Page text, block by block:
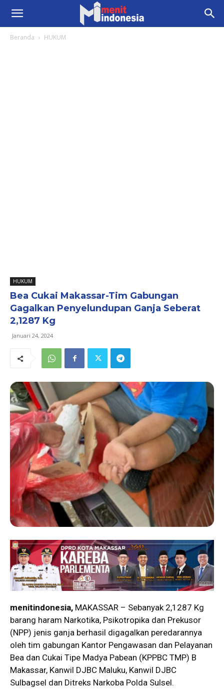
Beranda HUKUM
HUKUM
Bea Cukai Makassar-Tim Gabungan
Gagalkan Penyelundupan Ganja Seberat
2,1287 Kg
Januari 24, 2024
menitindonesia, MAKASSAR – Sebanyak 2,1287 Kg
barang haram Narkotika, Psikotropika dan Prekusor
(NPP) jenis ganja berhasil digagalkan peredarannya
oleh tim gabungan Kantor Pengawasan dan Pelayanan
Bea dan Cukai Tipe Madya Pabean (KPPBC TMP) B
Makassar, Kanwil DJBC Maluku, Kanwil DJBC
Sulbagsel dan Ditreks Narkoba Polda Sulsel.